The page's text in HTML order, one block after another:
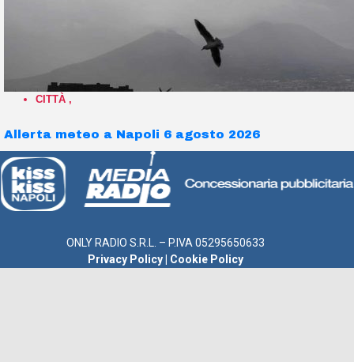
CITTÀ ,
Allerta meteo a Napoli 6 agosto 2026
ONLY RADIO S.R.L. – P.IVA 05295650633
Privacy Policy
Cookie Policy